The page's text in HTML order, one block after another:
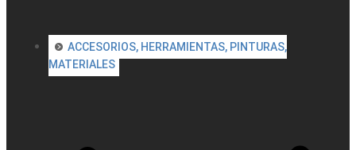
ACCESORIOS, HERRAMIENTAS, PINTURAS,
MATERIALES